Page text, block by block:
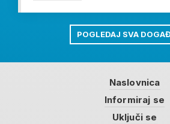
POGLEDAJ SVA
Naslovnica
Informiraj se
Uključi se